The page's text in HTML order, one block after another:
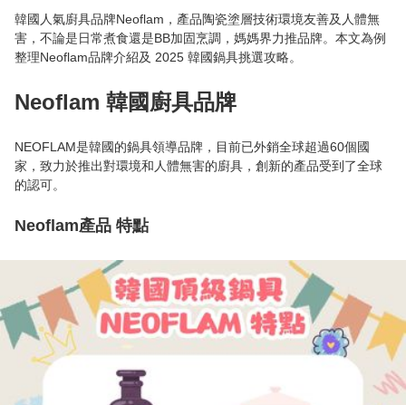
韓國人氣廚具品牌Neoflam，產品陶瓷塗層技術環境友善及人體無
害，不論是日常煮食還是BB加固烹調，媽媽界力推品牌。本文為例
整理Neoflam品牌介紹及 2025 韓國鍋具挑選攻略。
Neoflam 韓國廚具品牌
NEOFLAM是韓國的鍋具領導品牌，目前已外銷全球超過60個國
家，致力於推出對環境和人體無害的廚具，創新的產品受到了全球
的認可。
Neoflam產品 特點